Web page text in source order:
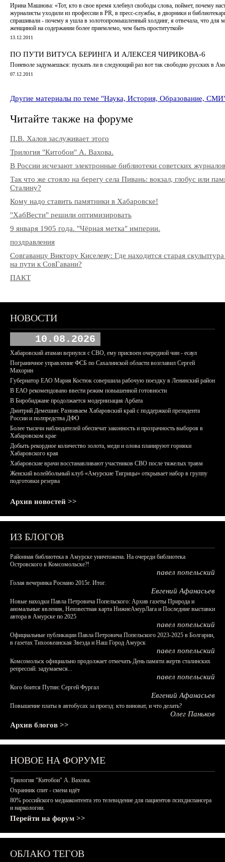
Ирина Машнова: «Тот, кто в свое время хлебнул свободы слова, поймет, почему
журналисты уходили из профессии в PR, в пресс-службы, в дворники и
спрашивали - почему я ушла в золотопромышленный холдинг, я отвечала, что для
женщиной на содержании более приемлемо, чем быть проституткой»
13.12.2011
ПО ПУТИ ВИТУСА БЕРИНГА И АЛЕКСЕЯ ЧИРИКОВА-6
Поневоле задумаешься: пускать ли в следующий раз вот так свободно русских в
07.12.2011
Другие материалы по теме "Наука, История, Образование,
Читайте также на форуме
П.В. Халов заслуживает этого
Трилогия "Китобои" А. Вахова.
В России исчезают электронные библиотеки советских журналов
Так что же стояло на берегу села Пивань: вокзал, глобус или
Сталину?
Кому надо ставить памятники в Хабаровске!
"ХабВести" решили оптимизировать
9 января 1905 года. "Чёрная метка" империи.
поздравления
Совгаванцу Виктору Киселеву: Где находится старая
на пути к СовГавани?
ПАКТ
НОВОСТИ
10.08.2026
Хабаровский атаман вернулся с СВО, ему присвоен очередной чин - есаул
Пограничное управление ФСБ по Сахалинской области возглавил Сергей
Махорин
Губернатор ЕАО Мария Костюк совершила рабочую поездку в Ленинский район
В ЕАО рекомендовано ввести режим повышенной готовности
В Биробиджане продолжается модернизация Арбата
Дмитрий Демешин: Развиваем Хабаровский край с поддержкой президента
России и полпредства ДФО
Более тысячи наблюдателей обеспечат законность и прозрачность выборов в
Хабаровском крае
Добыть рекордное количество золота, меди и олова планируют горняки
Хабаровского края
Хабаровские врачи восстанавливают участников СВО после тяжелых травм
Женский волейбольный клуб «Амурские Тигрицы» открывает набор в группу
подготовки резерва
Архив новостей >>
ИЗ БЛОГОВ
Районная библиотека в Амурске уничтожена. На очереди библиотека
Островского в Комсомольске?!
павел попельский
Голая вечеринка Роснано 2015г. Итог.
Евгений Афанасьев
Новые находки Павла Петровича Попельского: Архив газеты Природа и
аномальные явления, Неизвестная карта НижнеАмурЛага и Последние выставки
автора в Амурске по 2025
павел попельский
Официальные публикации Павла Петровича Попельского 2023-2025 в Болгарии,
в газетах Тихоокеанская Звезда и Наш Город Амурск
павел попельский
Комсомольск официально продолжает отмечать День памяти жертв сталинских
репрессий: задумаемся...
павел попельский
Кого боится Путин: Сергей Фургал
Евгений Афанасьев
Повышение платы в автобусах за проезд: кто виноват, и что делать?
Олег Паньков
Архив блогов >>
НОВОЕ НА ФОРУМЕ
Трилогия "Китобои" А. Вахова.
Охранник спит - смена идёт
80% российского медиаконтента это телевидение для пациентов психдиспансера
и наркологии.
Перейти на форум >>
ОБЛАКО ТЕГОВ